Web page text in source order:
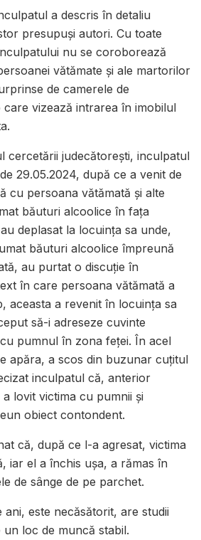
a descris în detaliu
presupuși autori. Cu toate
nu se coroborează
vătămate și ale martorilor
de camerele de
vizează intrarea în imobilul
cercetării judecătoreşti, inculpatul
29.05.2024, după ce a venit de
cu persoana vătămată şi alte
băuturi alcoolice în faţa
deplasat la locuinţa sa unde,
băuturi alcoolice împreună
au purtat o discuţie în
în care persoana vătămată a
aceasta a revenit în locuinţa sa
să-i adreseze cuvinte
pumnul în zona feţei. În acel
apăra, a scos din buzunar cuţitul
inculpatul că, anterior
lovit victima cu pumnii şi
obiect contondent.
că, după ce l-a agresat, victima
iar el a închis uşa, a rămas în
de sânge de pe parchet.
este necăsătorit, are studii
loc de muncă stabil.